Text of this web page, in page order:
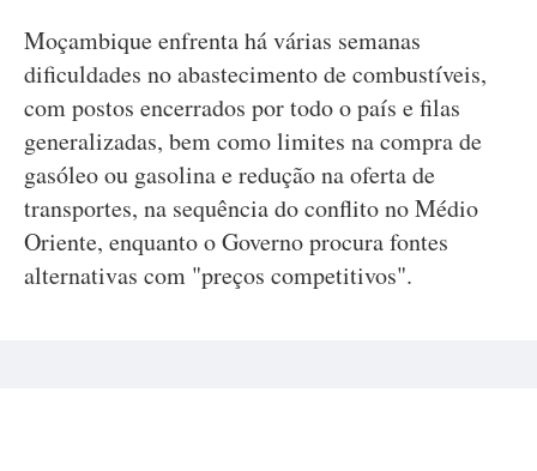
Moçambique enfrenta há várias semanas
dificuldades no abastecimento de combustíveis,
com postos encerrados por todo o país e filas
generalizadas, bem como limites na compra de
gasóleo ou gasolina e redução na oferta de
transportes, na sequência do conflito no Médio
Oriente, enquanto o Governo procura fontes
alternativas com "preços competitivos".